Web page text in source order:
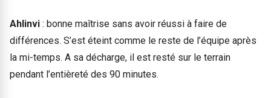
Ahlinvi : bonne maîtrise sans avoir réussi à faire de
différences. S’est éteint comme le reste de l’équipe après
la mi-temps. A sa décharge, il est resté sur le terrain
pendant l’entièreté des 90 minutes.